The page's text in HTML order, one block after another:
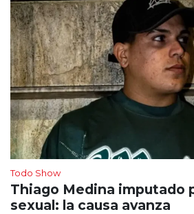
Todo Show
Thiago Medina imputado
sexual: la causa avanza